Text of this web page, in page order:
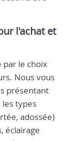
l'achat et
par le choix
Nous vous
présentant
types
adossée)
éclairage